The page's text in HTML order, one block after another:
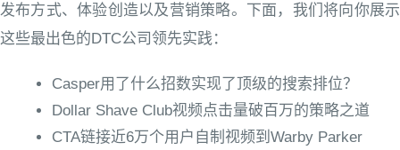
发布方式、体验创造以及营销策略。下面，我们将向你展示
这些最出色的DTC公司领先实践：
Casper用了什么招数实现了顶级的搜索排位？
Dollar Shave Club视频点击量破百万的策略之道
CTA链接近6万个用户自制视频到Warby Parker